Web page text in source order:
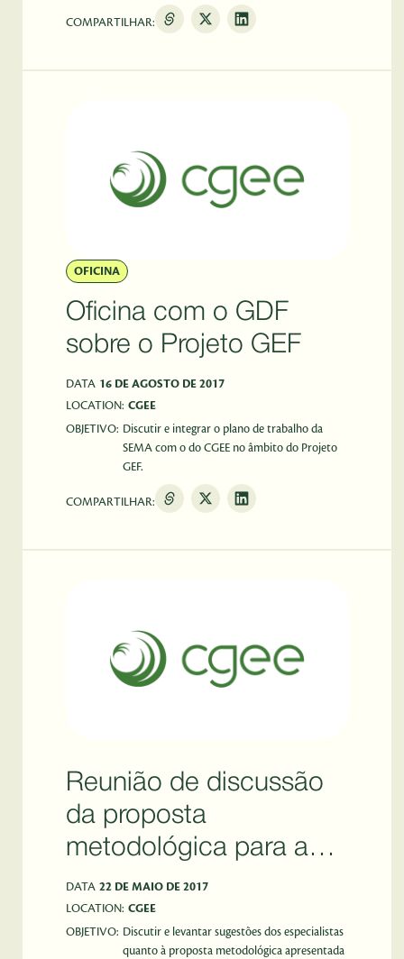
COMPARTILHAR:
OFICINA
Oficina com o GDF
sobre o Projeto GEF
DATA 16 DE AGOSTO DE 2017
LOCATION: CGEE
OBJETIVO: Discutir e integrar o plano de trabalho da
SEMA com o do CGEE no âmbito do Projeto
GEF.
COMPARTILHAR:
Reunião de discussão
da proposta
metodológica para a
etapa de
posicionamento do
projeto Prospecção
DATA 22 DE MAIO DE 2017
LOCATION: CGEE
OBJETIVO: Discutir e levantar sugestões dos especialistas
quanto à proposta metodológica apresentada